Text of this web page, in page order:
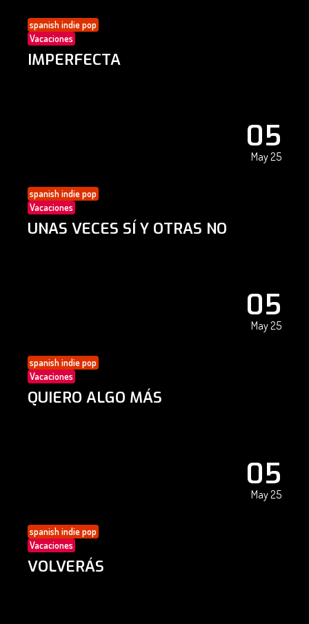
spanish indie pop
Vacaciones
IMPERFECTA
05
May 25
spanish indie pop
Vacaciones
UNAS VECES SÍ Y OTRAS NO
05
May 25
spanish indie pop
Vacaciones
QUIERO ALGO MÁS
05
May 25
spanish indie pop
Vacaciones
VOLVERÁS